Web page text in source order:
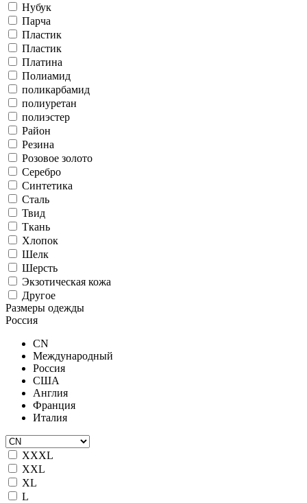
Нубук
Парча
Пластик
Пластик
Платина
Полиамид
поликарбамид
полиуретан
полиэстер
Район
Резина
Розовое золото
Серебро
Синтетика
Сталь
Твид
Ткань
Хлопок
Шелк
Шерсть
Экзотическая кожа
Другое
Размеры одежды
Россия
CN
Международный
Россия
США
Англия
Франция
Италия
XXXL
XXL
XL
L